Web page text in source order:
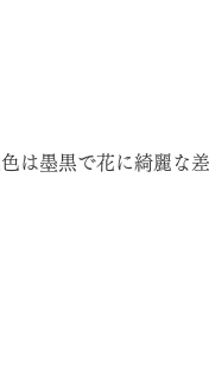
は墨黒で花に綺麗な